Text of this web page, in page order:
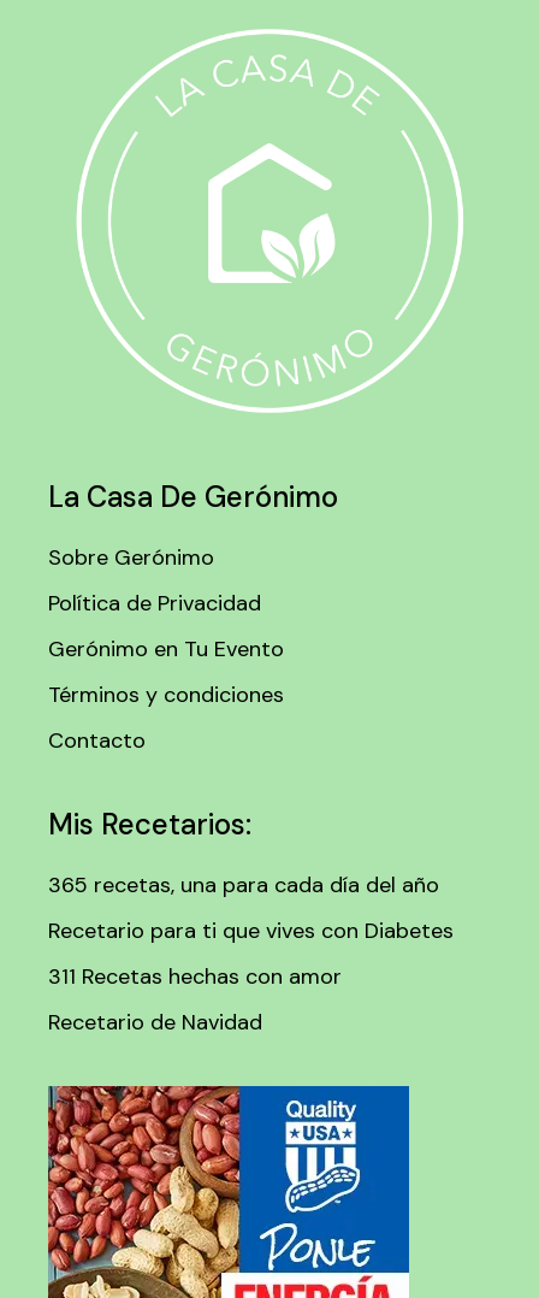
La Casa De Gerónimo
Sobre Gerónimo
Política de Privacidad
Gerónimo en Tu Evento
Términos y condiciones
Contacto
Mis Recetarios:
365 recetas, una para cada día del año
Recetario para ti que vives con Diabetes
311 Recetas hechas con amor
Recetario de Navidad